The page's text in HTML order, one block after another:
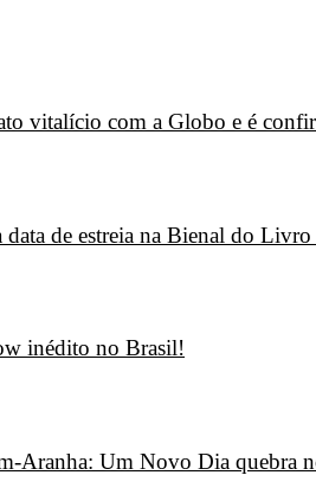
vitalício com a Globo e é
de estreia na Bienal do Livro
inédito no Brasil!
Aranha: Um Novo Dia quebra